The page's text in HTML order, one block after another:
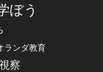
ぼう
ランダ教育
察